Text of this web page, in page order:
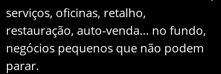
serviços, oficinas, retalho,
restauração, auto-venda… no fundo,
negócios pequenos que não podem
parar.